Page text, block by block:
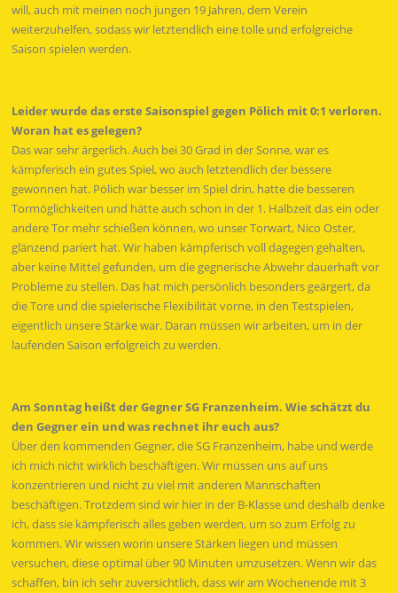
will, auch mit meinen noch jungen 19 Jahren, dem Verein
weiterzuhelfen, sodass wir letztendlich eine tolle und erfolgreiche
Saison spielen werden.
Leider wurde das erste Saisonspiel gegen Pölich mit 0:1 verloren.
Woran hat es gelegen?
Das war sehr ärgerlich. Auch bei 30 Grad in der Sonne, war es
kämpferisch ein gutes Spiel, wo auch letztendlich der bessere
gewonnen hat. Pölich war besser im Spiel drin, hatte die besseren
Tormöglichkeiten und hätte auch schon in der 1. Halbzeit das ein oder
andere Tor mehr schießen können, wo unser Torwart, Nico Oster,
glänzend pariert hat. Wir haben kämpferisch voll dagegen gehalten,
aber keine Mittel gefunden, um die gegnerische Abwehr dauerhaft vor
Probleme zu stellen. Das hat mich persönlich besonders geärgert, da
die Tore und die spielerische Flexibilität vorne, in den Testspielen,
eigentlich unsere Stärke war. Daran müssen wir arbeiten, um in der
laufenden Saison erfolgreich zu werden.
Am Sonntag heißt der Gegner SG Franzenheim. Wie schätzt du
den Gegner ein und was rechnet ihr euch aus?
Über den kommenden Gegner, die SG Franzenheim, habe und werde
ich mich nicht wirklich beschäftigen. Wir müssen uns auf uns
konzentrieren und nicht zu viel mit anderen Mannschaften
beschäftigen. Trotzdem sind wir hier in der B-Klasse und deshalb denke
ich, dass sie kämpferisch alles geben werden, um so zum Erfolg zu
kommen. Wir wissen worin unsere Stärken liegen und müssen
versuchen, diese optimal über 90 Minuten umzusetzen. Wenn wir das
schaffen, bin ich sehr zuversichtlich, dass wir am Wochenende mit 3